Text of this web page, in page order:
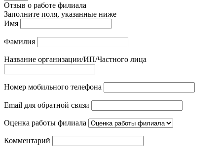
Отзыв о работе филиала
Заполните поля, указанные ниже
Имя
Фамилия
Название организации/ИП/Частного лица
Номер мобильного телефона
Email для обратной связи
Оценка работы филиала
Комментарий